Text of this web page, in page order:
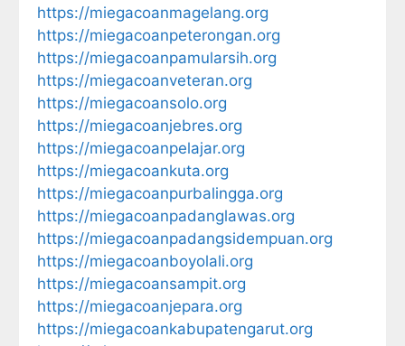
https://miegacoanmagelang.org
https://miegacoanpeterongan.org
https://miegacoanpamularsih.org
https://miegacoanveteran.org
https://miegacoansolo.org
https://miegacoanjebres.org
https://miegacoanpelajar.org
https://miegacoankuta.org
https://miegacoanpurbalingga.org
https://miegacoanpadanglawas.org
https://miegacoanpadangsidempuan.org
https://miegacoanboyolali.org
https://miegacoansampit.org
https://miegacoanjepara.org
https://miegacoankabupatengarut.org